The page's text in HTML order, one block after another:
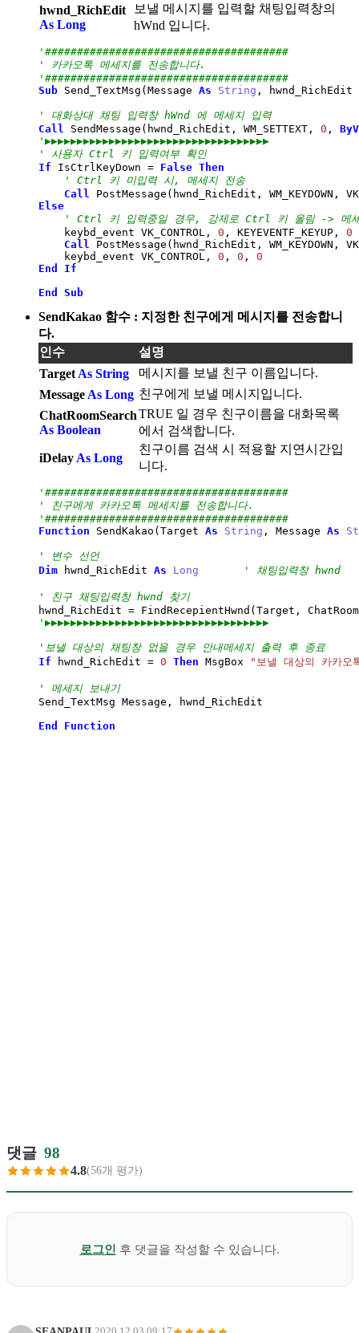
hwnd_RichEdit
As Long
보낼 메시지를 입력할 채팅입력창의
hWnd 입니다.
'######################################
' 카카오톡 메세지를 전송합니다.
'######################################
Sub Send_TextMsg ( Message As String , hwnd_RichEdit
' 대화상대 채팅 입력창 hWnd 에 메세지 입력
Call SendMessage ( hwnd_RichEdit, WM_SETTEXT, 0 ,
'▶▶▶▶▶▶▶▶▶▶▶▶▶▶▶▶▶▶▶▶▶▶▶▶▶▶▶▶▶▶▶▶▶▶▶
' 사용자 Ctrl 키 입력여부 확인
If IsCtrlKeyDown = False Then
' Ctrl 키 미입력 시, 메세지 전송
Call PostMessage ( hwnd_RichEdit, WM_KEYDOWN,
Else
' Ctrl 키 입력중일 경우, 강제로 Ctrl 키 올림 -> 메
    keybd_event VK_CONTROL,
0 , KEYEVENTF_KEYUP, 0
Call PostMessage ( hwnd_RichEdit, WM_KEYDOWN,
    keybd_event VK_CONTROL,
0 , 0 , 0
End
If
End
Sub
SendKakao 함수 : 지정한 친구에게 메시지를 전송합니
다.
인수
설명
Target As String
메시지를 보낼 친구 이름입니다.
Message As Long 친구에게 보낼 메시지입니다.
ChatRoomSearch
As Boolean
TRUE 일 경우 친구이름을 대화목록
에서 검색합니다.
iDelay As Long
친구이름 검색 시 적용할 지연시간입
니다.
'######################################
' 친구에게 카카오톡 메세지를 전송합니다.
'######################################
Function SendKakao ( Target As String , Message As
' 변수 선언
Dim hwnd_RichEdit As Long ' 채팅입력창 hwnd
' 친구 채팅입력창 hwnd 찾기
hwnd_RichEdit = FindRecepientHwnd ( Target,
'▶▶▶▶▶▶▶▶▶▶▶▶▶▶▶▶▶▶▶▶▶▶▶▶▶▶▶▶▶▶▶▶▶▶▶
'보낼 대상의 채팅창 없을 경우 안내메세지 출력 후 종료
If hwnd_RichEdit = 0 Then MsgBox "보낼 대상의 카카
' 메세지 보내기
Send_TextMsg Message, hwnd_RichEdit
End
Function
댓글 98
4.8(56개 평가)
로그인 후 댓글을 작성할 수 있습니다.